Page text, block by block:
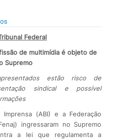
Federal
de multimídia é objeto de
Supremo
estão risco de
sindical e possível
(ABI) e a Federação
ingressaram no Supremo
a lei que regulamenta a